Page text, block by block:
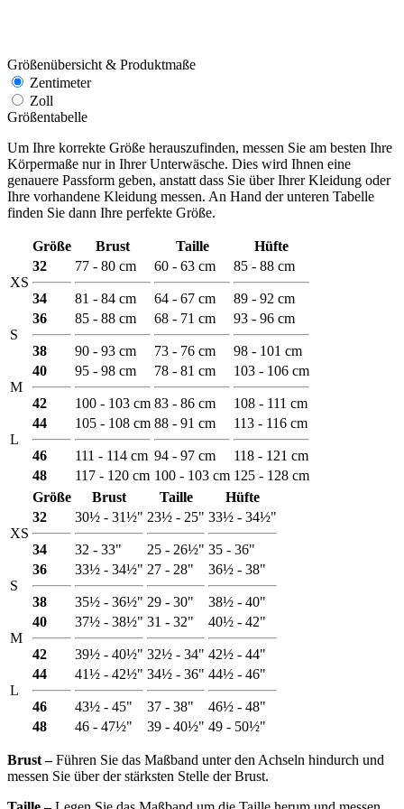
Größenübersicht & Produktmaße
Zentimeter
Zoll
Größentabelle
Um Ihre korrekte Größe herauszufinden, messen Sie am besten Ihre
Körpermaße nur in Ihrer Unterwäsche. Dies wird Ihnen eine
genauere Passform geben, anstatt dass Sie über Ihrer Kleidung oder
Ihre vorhandene Kleidung messen. An Hand der unteren Tabelle
finden Sie dann Ihre perfekte Größe.
Größe Brust Taille Hüfte
XS
32
34
77 - 80 cm
81 - 84 cm
60 - 63 cm
64 - 67 cm
85 - 88 cm
89 - 92 cm
S
36
38
85 - 88 cm
90 - 93 cm
68 - 71 cm
73 - 76 cm
93 - 96 cm
98 - 101 cm
M
40
42
95 - 98 cm
100 - 103 cm
78 - 81 cm
83 - 86 cm
103 - 106 cm
108 - 111 cm
L
44
46
105 - 108 cm
111 - 114 cm
88 - 91 cm
94 - 97 cm
113 - 116 cm
118 - 121 cm
48
117 - 120 cm 100 - 103 cm 125 - 128 cm
Größe
Brust Taille Hüfte
XS
32
34
30½ - 31½"
32 - 33"
23½ - 25"
25 - 26½"
33½ - 34½"
35 - 36"
S
36
38
33½ - 34½"
35½ - 36½"
27 - 28"
29 - 30"
36½ - 38"
38½ - 40"
M
40
42
37½ - 38½"
39½ - 40½"
31 - 32"
32½ - 34"
40½ - 42"
42½ - 44"
L
44
46
41½ - 42½"
43½ - 45"
34½ - 36"
37 - 38"
44½ - 46"
46½ - 48"
48
46 - 47½" 39 - 40½" 49 - 50½"
Brust ‒Führen Sie das Maßband unter den Achseln hindurch und
messen Sie über der stärksten Stelle der Brust.